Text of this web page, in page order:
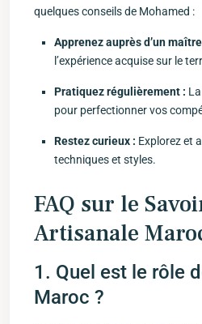
quelques conseils de Mohamed :
Apprenez auprès d’un
l’expérience acquise ‍sur le
Pratiquez régulièrement ⁤:
pour perfectionner vos
Restez curieux : Explorez et
techniques et styles.
FAQ sur‌ le⁤
Artisanale
1.⁤ Quel ⁣est le rôle
Maroc ?